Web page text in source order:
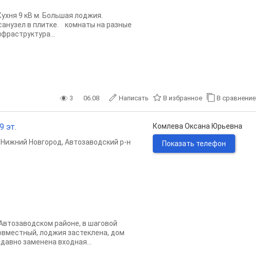
9 кВ м. Большая лоджия.
в плитке. комнаты на разные
3 06.08 Написать В избранное В сравнение
эт.
Нижний Новгород, Автозаводский р-н
районе, в шаговой
лоджия застеклена, дом
заменена входная...
Комлева Оксана Юрьевна
Показать телефон